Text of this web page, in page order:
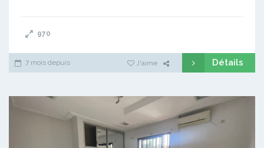
970
7 mois depuis J'aime Détails